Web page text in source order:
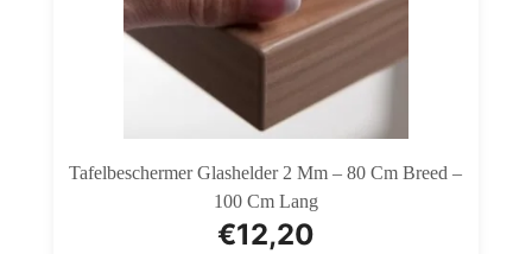
Tafelbeschermer Glashelder 2 Mm – 80 Cm Breed –
100 Cm Lang
€12,20